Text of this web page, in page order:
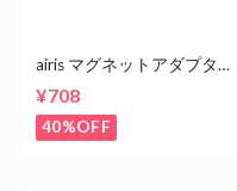
airis マグネットアダプタ
¥708
40%OFF